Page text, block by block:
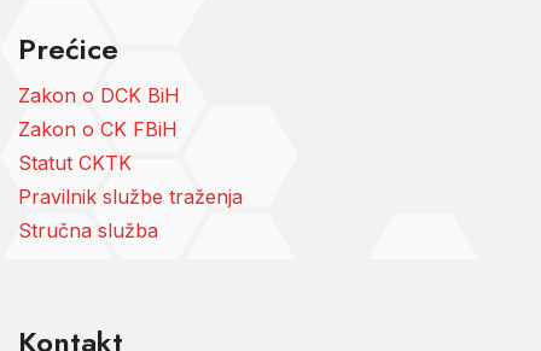
Prećice
Zakon o DCK BiH
Zakon o CK FBiH
Statut CKTK
Pravilnik službe traženja
Stručna služba
Kontakt